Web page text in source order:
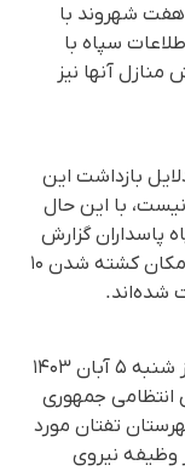
شهروند با
سپاه با
آنها نیز
بازداشت این
با این حال
پاسداران گزارش
داده‌اند که این افراد به دلیل فیلمبرداری از مکان کشته شدن ۱۰
شده‌اند.
پیشتر گزارش داده بود که، ظهر روز شنبه ۵ آبان ۱۴۰۳
انتظامی جمهوری
تفتان مورد
و دست‌کم ۶ کادر و ۴ سرباز وظیفه نیروی